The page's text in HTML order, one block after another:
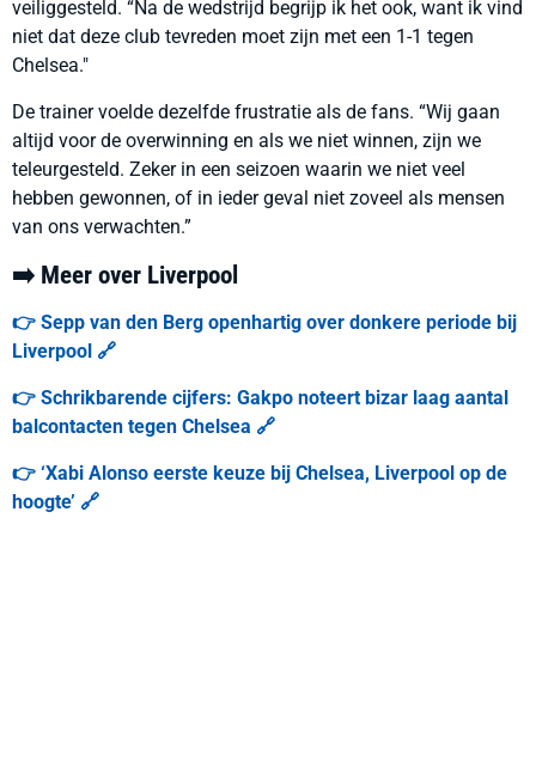
veiliggesteld. “Na de wedstrijd begrijp ik het ook, want ik vind
niet dat deze club tevreden moet zijn met een 1-1 tegen
Chelsea."
De trainer voelde dezelfde frustratie als de fans. “Wij gaan
altijd voor de overwinning en als we niet winnen, zijn we
teleurgesteld. Zeker in een seizoen waarin we niet veel
hebben gewonnen, of in ieder geval niet zoveel als mensen
van ons verwachten.”
➡️ Meer over Liverpool
👉 Sepp van den Berg openhartig over donkere periode bij
Liverpool 🔗
👉 Schrikbarende cijfers: Gakpo noteert bizar laag aantal
balcontacten tegen Chelsea 🔗
👉 ‘Xabi Alonso eerste keuze bij Chelsea, Liverpool op de
hoogte’ 🔗